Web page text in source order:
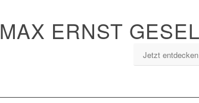
MAX ERNST
Jetzt entdecken